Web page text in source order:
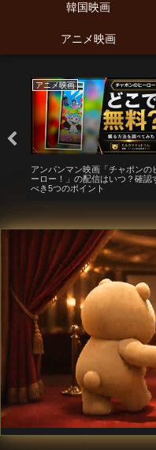
韓国映画
アニメ映画
アニメ映画
アンパンマン映画「チャポンの
ーロー！」の配信はいつ？確認
べき5つのポイント